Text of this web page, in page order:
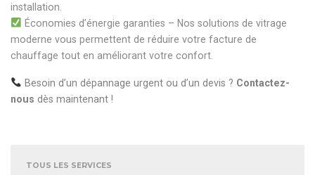
installation.
Économies d’énergie garanties – Nos solutions de vitrage
moderne vous permettent de réduire votre facture de
chauffage tout en améliorant votre confort.
Besoin d’un dépannage urgent ou d’un devis ? Contactez-
nous dès maintenant !
TOUS LES SERVICES